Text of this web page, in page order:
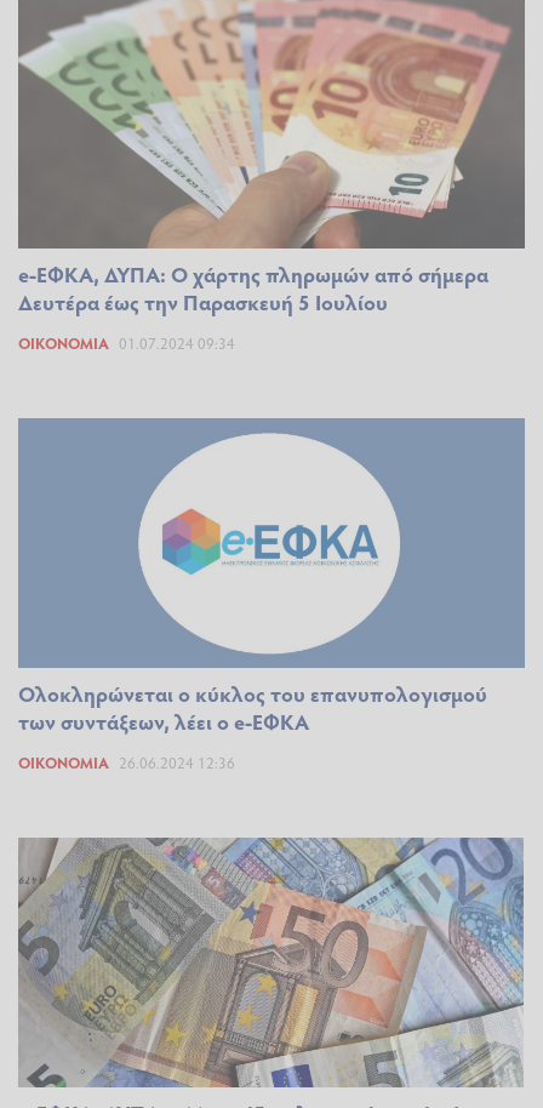
e-ΕΦΚΑ, ΔΥΠΑ: Ο χάρτης πληρωμών από σήμερα
Δευτέρα έως την Παρασκευή 5 Ιουλίου
ΟΙΚΟΝΟΜΊΑ 01.07.2024 09:34
Ολοκληρώνεται ο κύκλος του επανυπολογισμού
των συντάξεων, λέει ο e-ΕΦΚΑ
ΟΙΚΟΝΟΜΊΑ 26.06.2024 12:36